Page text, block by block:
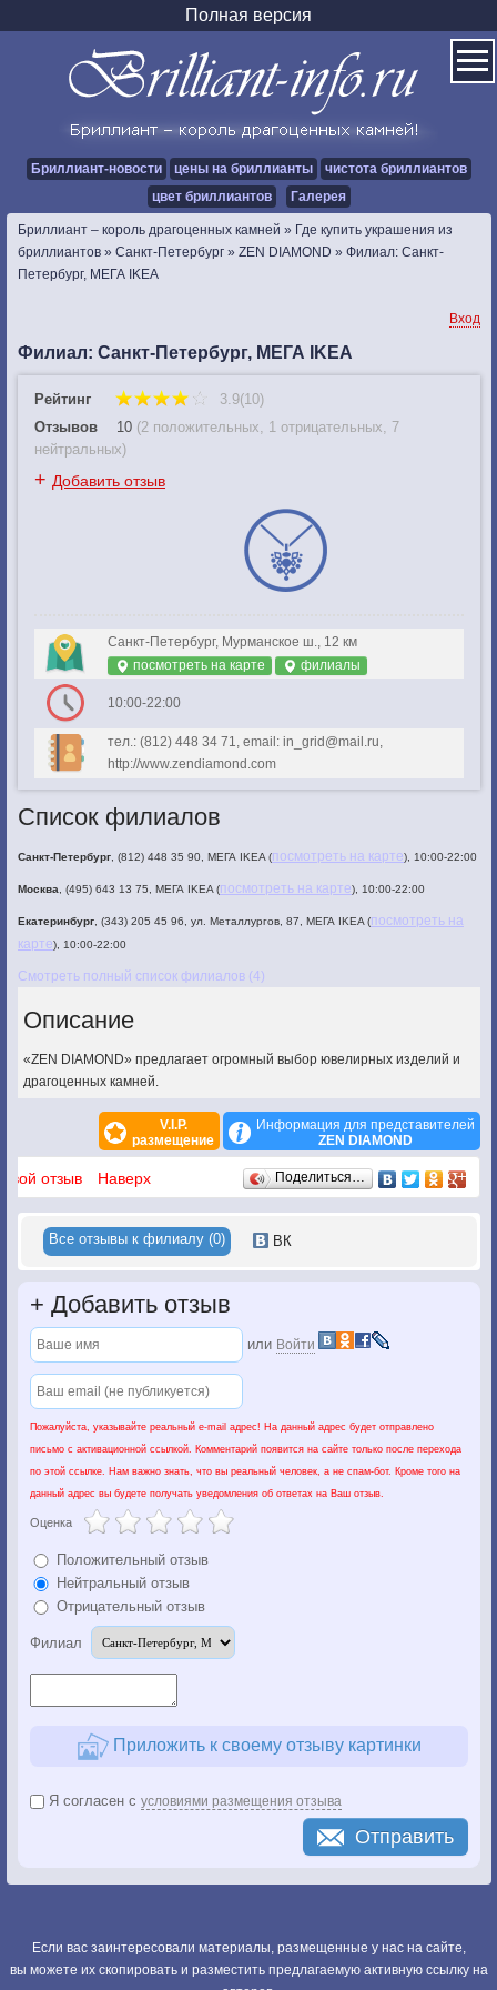
Полная версия
Бриллиант-новости цены на бриллианты
чистота бриллиантов
цвет бриллиантов
Галерея
Бриллиант – король драгоценных камней » Где купить украшения из
бриллиантов » Санкт-Петербург » ZEN DIAMOND » Филиал: Санкт-
Петербург, МЕГА IKEA
Вход
Филиал: Санкт-Петербург, МЕГА IKEA
Рейтинг
3.9(10)
Отзывов
10 (2 положительных, 1 отрицательных, 7
нейтральных)
+ Добавить отзыв
Санкт-Петербург, Мурманское ш., 12 км
посмотреть на карте
филиалы
10:00-22:00
тел.: (812) 448 34 71, email: in_grid@mail.ru,
http://www.zendiamond.com
Список филиалов
Санкт-Петербург, (812) 448 35 90, МЕГА IKEA (посмотреть на карте), 10:00-22:00
Москва, (495) 643 13 75, МЕГА IKEA (посмотреть на карте), 10:00-22:00
Екатеринбург, (343) 205 45 96, ул. Металлургов, 87, МЕГА IKEA (посмотреть на
карте), 10:00-22:00
Смотреть полный список филиалов (4)
Описание
«ZEN DIAMOND» предлагает огромный выбор ювелирных изделий и
драгоценных камней.
V.I.P.
размещение
Информация для представителей
ZEN DIAMOND
Отзывы
отзыв Наверх Поделиться…
Все отзывы к филиалу (0) ВК
+ Добавить отзыв
или Войти
Пожалуйста, указывайте реальный e-mail адрес! На данный адрес будет отправлено
письмо с активационной ссылкой. Комментарий появится на сайте только после перехода
по этой ссылке. Нам важно знать, что вы реальный человек, а не спам-бот. Кроме того на
данный адрес вы будете получать уведомления об ответах на Ваш отзыв.
Оценка
Положительный отзыв
Нейтральный отзыв
Отрицательный отзыв
Филиал
Приложить к своему отзыву картинки
Я согласен с условиями размещения отзыва
Отправить
Если вас заинтересовали материалы, размещенные у нас на сайте,
вы можете их скопировать и разместить предлагаемую активную ссылку на